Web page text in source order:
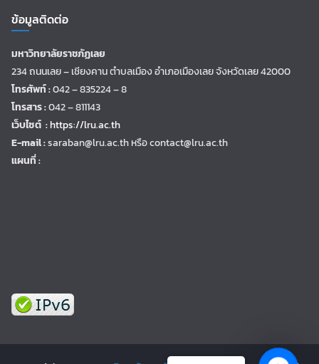
ข้อมูลติดต่อ
มหาวิทยาลัยราชภัฏเลย
234 ถนนเลย – เชียงคาน ตำบลเมือง อำเภอเมืองเลย จังหวัดเลย 42000
โทรศัพท์ :042 – 835224 – 8
โทรสาร :042 – 811143
เว็บไซต์ :https://lru.ac.th
E-mail :saraban@lru.ac.thหรือ contact@lru.ac.th
แผนที่ :